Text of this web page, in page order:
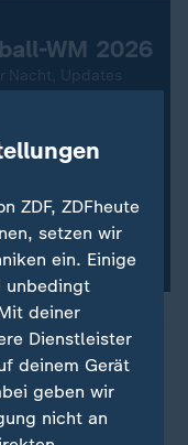
WM 2026
Updates
zur
unsere
ZDF, ZDFheute
setzen wir
ein. Einige
unbedingt
deiner
Dienstleister
deinem Gerät
geben wir
nicht an